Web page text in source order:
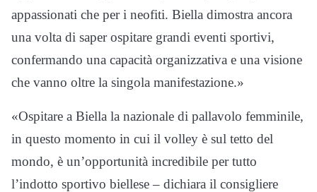
appassionati che per i neofiti. Biella dimostra ancora
una volta di saper ospitare grandi eventi sportivi,
confermando una capacità organizzativa e una visione
che vanno oltre la singola manifestazione.»
«Ospitare a Biella la nazionale di pallavolo femminile,
in questo momento in cui il volley è sul tetto del
mondo, è un’opportunità incredibile per tutto
l’indotto sportivo biellese – dichiara il consigliere